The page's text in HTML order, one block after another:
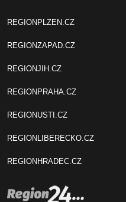
REGIONPLZEN.CZ
REGIONZAPAD.CZ
REGIONJIH.CZ
REGIONPRAHA.CZ
REGIONUSTI.CZ
REGIONLIBERECKO.CZ
REGIONHRADEC.CZ